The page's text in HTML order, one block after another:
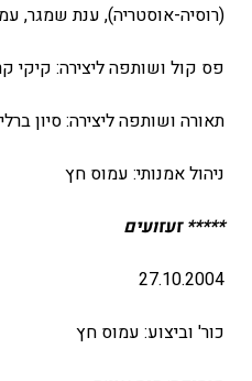
(רוסיה-אוסטריה), ענת שמגר,
פס קול ושותפה ליצירה: קיקי
תאורה ושותפה ליצירה: סיון
ניהול אמנותי: עמוס חץ
***** זעזועים
27.10.2004
כור' וביצוע: עמוס חץ